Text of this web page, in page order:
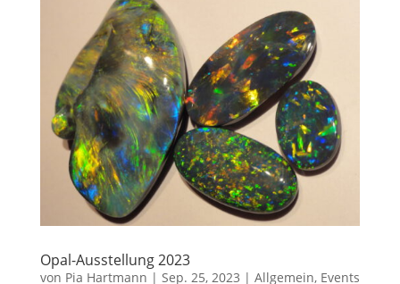
Opal-Ausstellung 2023
von Pia Hartmann | Sep. 25, 2023 | Allgemein, Events